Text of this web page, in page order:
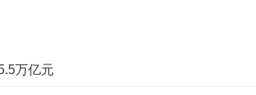
万亿元